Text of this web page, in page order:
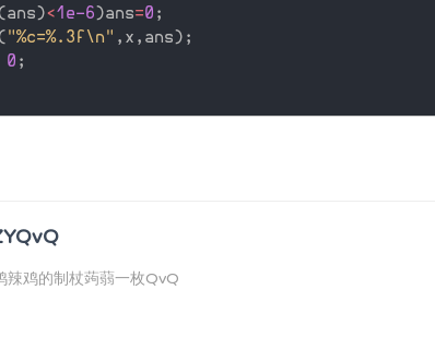
ans)<1e-6)ans=0 ;
"%c=%.3f\n" , x , ans) ;
0 ;
辣鸡的制杖蒟蒻一枚QvQ